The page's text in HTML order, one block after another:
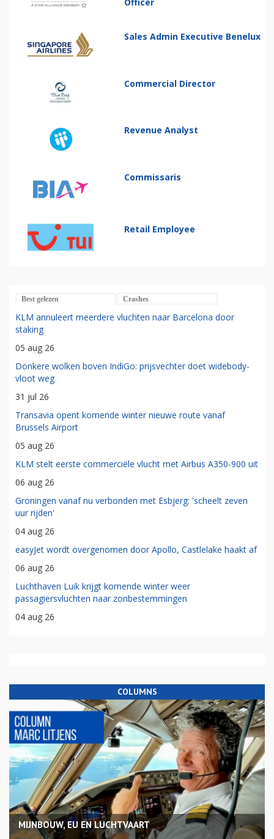
Sales Admin Executive Benelux
Commercial Director
Revenue Analyst
Commissaris
Retail Employee
Best gelezen Crashes
KLM annuleert meerdere vluchten naar Barcelona door
staking
05 aug 26
Donkere wolken boven IndiGo: prijsvechter doet widebody-
vloot weg
31 jul 26
Transavia opent komende winter nieuwe route vanaf
Brussels Airport
05 aug 26
KLM stelt eerste commerciële vlucht met Airbus A350-900 uit
06 aug 26
Groningen vanaf nu verbonden met Esbjerg: 'scheelt zeven
uur rijden'
04 aug 26
easyJet wordt overgenomen door Apollo, Castlelake haakt af
06 aug 26
Luchthaven Luik krijgt komende winter weer
passagiersvluchten naar zonbestemmingen
04 aug 26
COLUMNS
MIJNBOUW, EU EN LUCHTVAART